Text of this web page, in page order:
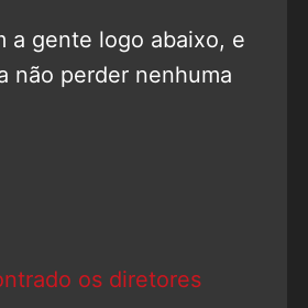
a gente logo abaixo, e
não perder nenhuma
os diretores